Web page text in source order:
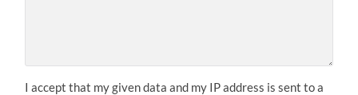
I accept that my given data and my IP address is sent to a